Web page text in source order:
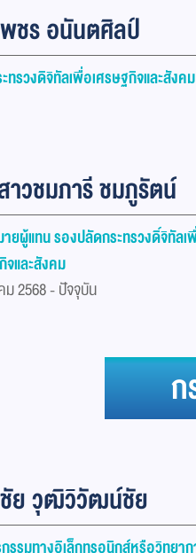
ชร อนันตศิลป์
ทรวงดิจิทัลเพื่อเศรษฐกิจและสังคม
าวชมภารี ชมภูรัตน์
ยผู้แทน รองปลัดกระทรวงดิ์จิทัลเ
จและสังคม
2568 - ปัจจุบัน
ย วุฒิวิวัฒน์ชัย
รรมทางอิเล็กทรอนิกส์หรือวิทยา